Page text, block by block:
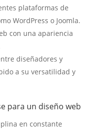
plataformas de
WordPress o Joomla.
con una apariencia
diseñadores y
a su versatilidad y
para un diseño web
en constante